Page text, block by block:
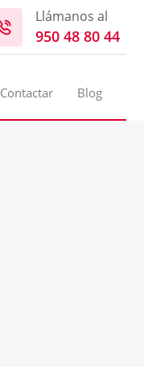
Llámanos al
950 48 80 44
Contactar Blog